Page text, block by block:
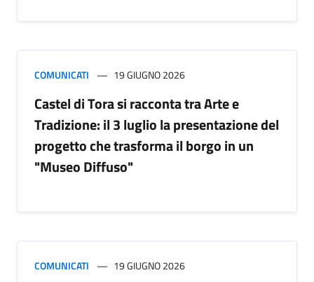
COMUNICATI 19 GIUGNO 2026
Castel di Tora si racconta tra Arte e
Tradizione: il 3 luglio la presentazione del
progetto che trasforma il borgo in un
"Museo Diffuso"
COMUNICATI 19 GIUGNO 2026